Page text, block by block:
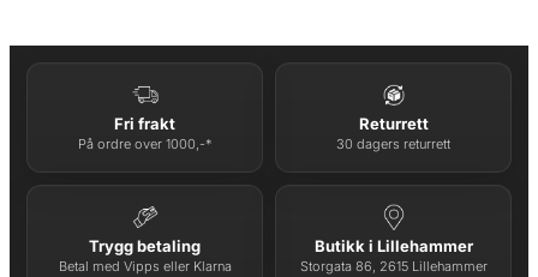
Fri frakt
På ordre over 1000,-*
Returrett
30 dagers returrett
Trygg betaling
Betal med Vipps eller Klarna
Butikk i Lillehammer
Storgata 86, 2615 Lillehammer